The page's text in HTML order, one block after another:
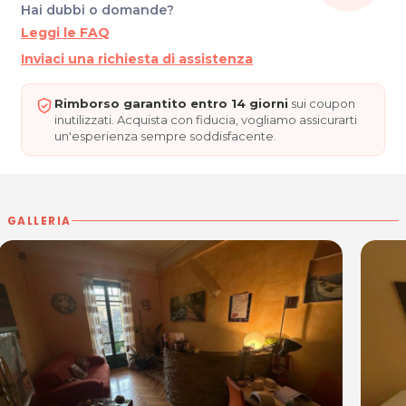
Hai dubbi o domande?
Leggi le FAQ
Inviaci una richiesta di assistenza
Rimborso garantito entro 14 giorni sui coupon
inutilizzati. Acquista con fiducia, vogliamo assicurarti
un'esperienza sempre soddisfacente.
GALLERIA